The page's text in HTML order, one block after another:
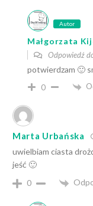
Autor
Małgorzata
Odpowiedź
potwierdzam 🙂
0
Marta Urbańska
uwielbiam ciasta
jeść 🙂
0